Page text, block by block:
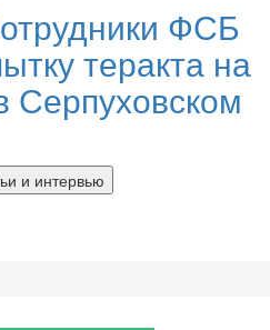
ФСБ
теракта на
Серпуховском
и интервью